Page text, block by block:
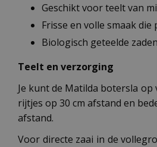
Geschikt voor teelt van
Frisse en volle smaak
Biologisch geteelde
Teelt en verzorging
Je kunt de Matilda botersla op
rijtjes op 30 cm afstand en
afstand.
Voor directe zaai in de